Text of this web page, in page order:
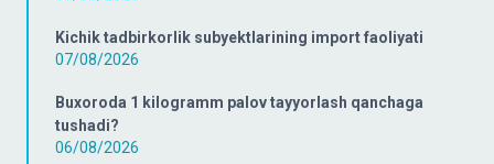
Kichik tadbirkorlik subyektlarining import faoliyati
07/08/2026
Buxoroda 1 kilogramm palov tayyorlash qanchaga
tushadi?
06/08/2026